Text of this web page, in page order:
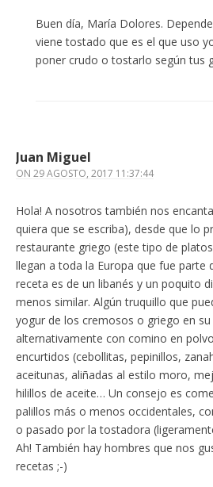
Buen día, María Dolores.
viene tostado que es el que uso
poner crudo o tostarlo según tus
Juan Miguel
ON 29 AGOSTO, 2017 11:37:44
Hola! A nosotros también nos
quiera que se escriba), desde que lo
restaurante griego (este tipo de
llegan a toda la Europa que fue parte
receta es de un libanés y un poquito
menos similar. Algún truquillo que
yogur de los cremosos o griego en
alternativamente con comino en
encurtidos (cebollitas, pepinillos,
aceitunas, aliñadas al estilo moro,
hilillos de aceite… Un consejo es
palillos más o menos occidentales,
o pasado por la tostadora
Ah! También hay hombres que nos
recetas ;-)